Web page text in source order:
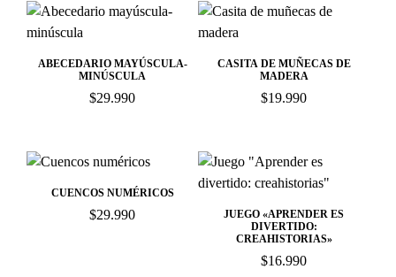
ABECEDARIO MAYÚSCULA-
MINÚSCULA
$29.990
CASITA DE MUÑECAS DE
MADERA
$19.990
CUENCOS NUMÉRICOS
$29.990
JUEGO «APRENDER ES
DIVERTIDO:
CREAHISTORIAS»
$16.990